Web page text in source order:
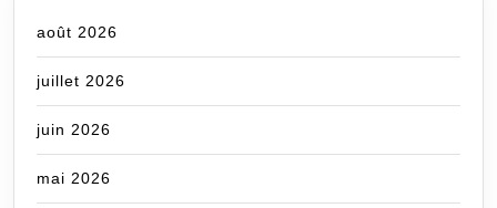
août 2026
juillet 2026
juin 2026
mai 2026